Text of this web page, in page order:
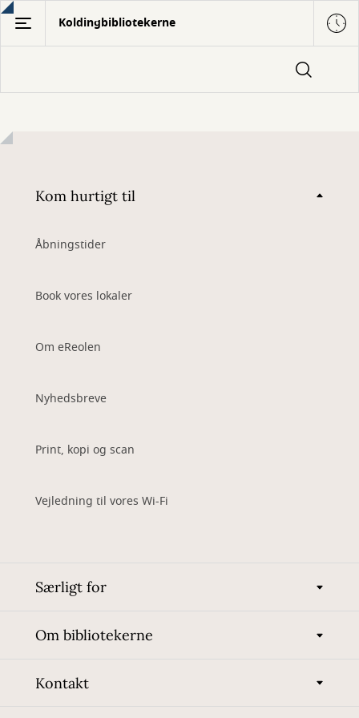
Gå
hovedindhold
Koldingbibliotekerne
Kom hurtigt til
Åbningstider
Book vores lokaler
Om eReolen
Nyhedsbreve
Print, kopi og scan
Vejledning til vores Wi-Fi
Særligt for
Om bibliotekerne
Kontakt